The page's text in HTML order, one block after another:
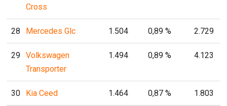
Cross
28 Mercedes Glc 1.504 0,89 % 2.729
29
Volkswagen
Transporter
1.494 0,89 % 4.123
30 Kia Ceed 1.464 0,87 % 1.803